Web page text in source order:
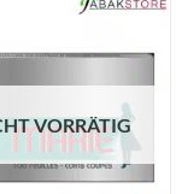
VORRÄTIG